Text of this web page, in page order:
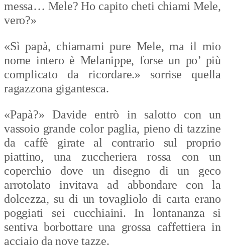
messa… Mele? Ho capito cheti chiami Mele,
vero?»
«Sì papà, chiamami pure Mele, ma il mio
nome intero è Melanippe, forse un po’ più
complicato da ricordare.» sorrise quella
ragazzona gigantesca.
«Papà?» Davide entrò in salotto con un
vassoio grande color paglia, pieno di tazzine
da caffè girate al contrario sul proprio
piattino, una zuccheriera rossa con un
coperchio dove un disegno di un geco
arrotolato invitava ad abbondare con la
dolcezza, su di un tovagliolo di carta erano
poggiati sei cucchiaini. In lontananza si
sentiva borbottare una grossa caffettiera in
acciaio da nove tazze.